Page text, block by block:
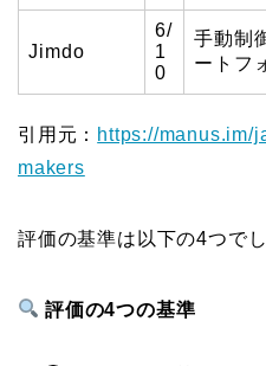
Jimdo
6/
1
0
手動制
ートフ
引用元： https://manus.im/
makers
評価の基準は以下の4つでし
評価の4つの基準